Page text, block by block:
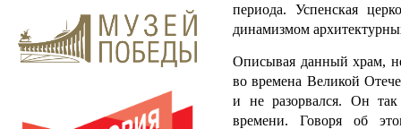
периода. Успенская
динамизмом
Описывая данный храм,
во времена Великой
и не разорвался. Он
времени. Говоря об